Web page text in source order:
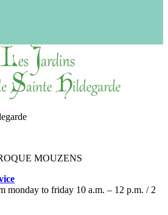
MOUZENS
monday to friday 10 a.m. – 12 p.m. / 2